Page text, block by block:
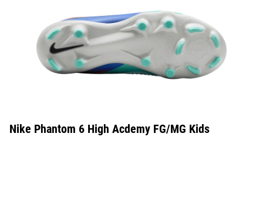
Nike Phantom 6 High Acdemy FG/MG Kids